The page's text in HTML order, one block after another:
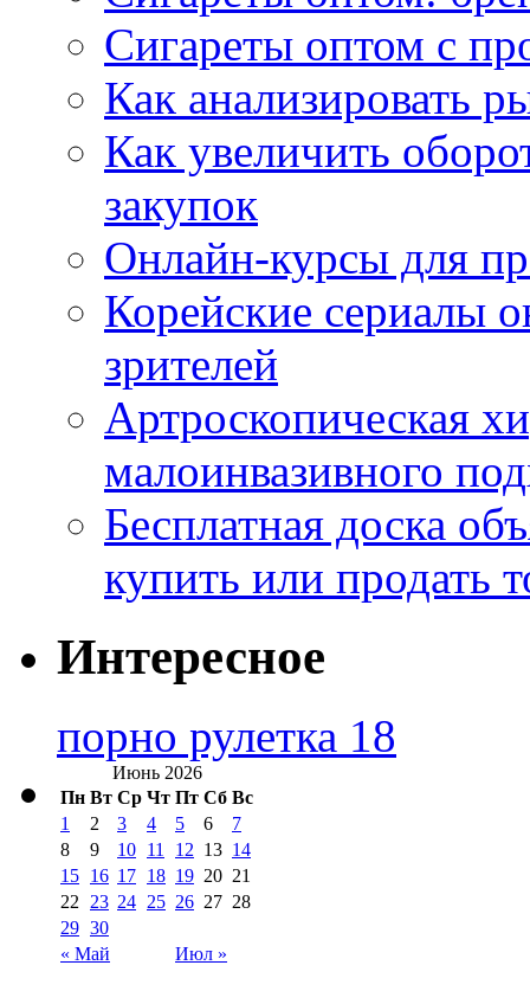
Сигареты оптом с
Как анализировать
Как увеличить
закупок
Онлайн-курсы для
Корейские сериалы
зрителей
Артроскопическая
малоинвазивного
Бесплатная доска
купить или продать
Интересное
порно рулетка 18
Июнь 2026
Пн Вт Ср Чт Пт Сб Вс
« Май Июл »
1 2 3 4 5 6
7
8
9 10 11 12 13 14
15 16 17 18 19 20 21
22
23 24 25 26 27 28
29 30